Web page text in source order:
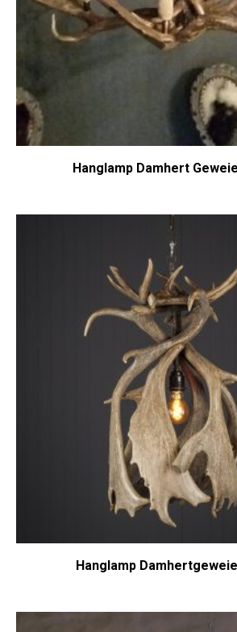
Hanglamp Damhert
Hanglamp